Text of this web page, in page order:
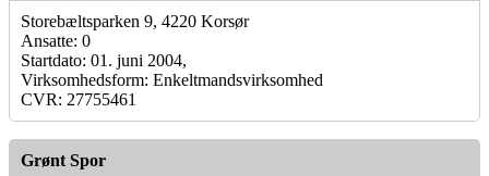
Storebæltsparken 9, 4220 Korsør
Ansatte: 0
Startdato: 01. juni 2004,
Virksomhedsform: Enkeltmandsvirksomhed
CVR: 27755461
Grønt Spor